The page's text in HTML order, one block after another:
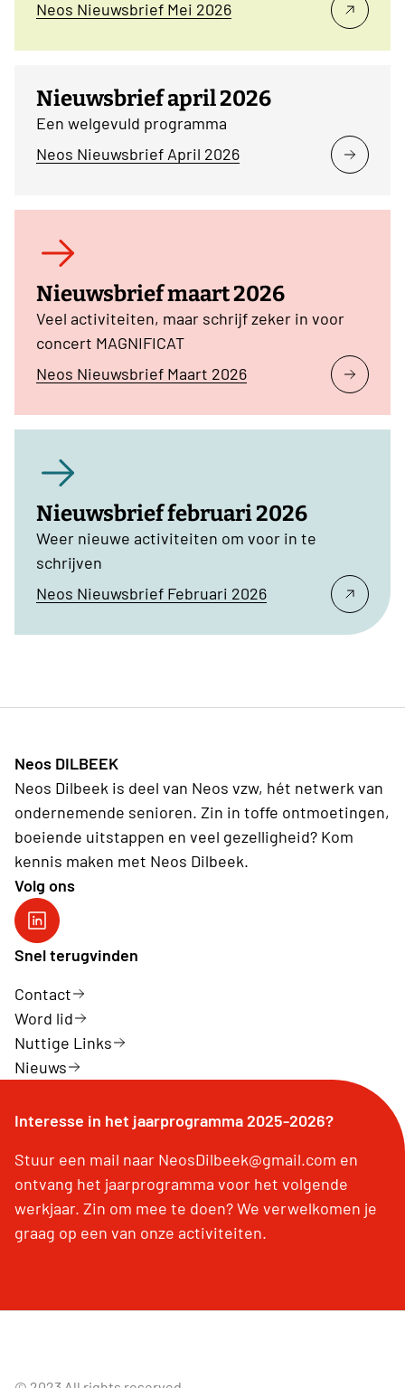
Neos Nieuwsbrief Mei 2026
Nieuwsbrief april 2026
Een welgevuld programma
Neos Nieuwsbrief April 2026
Nieuwsbrief maart 2026
Veel activiteiten, maar schrijf zeker in voor
concert MAGNIFICAT
Neos Nieuwsbrief Maart 2026
Nieuwsbrief februari 2026
Weer nieuwe activiteiten om voor in te
schrijven
Neos Nieuwsbrief Februari 2026
Neos DILBEEK
Neos Dilbeek is deel van Neos vzw, hét netwerk van
ondernemende senioren. Zin in toffe ontmoetingen,
boeiende uitstappen en veel gezelligheid? Kom
kennis maken met Neos Dilbeek.
Volg ons
Neos DiNA
Snel terugvinden
Contact
Word lid
Nuttige Links
Nieuws
Interesse in het jaarprogramma 2025-2026?
Stuur een mail naar NeosDilbeek@gmail.com en
ontvang het jaarprogramma voor het volgende
werkjaar. Zin om mee te doen? We verwelkomen je
graag op een van onze activiteiten.